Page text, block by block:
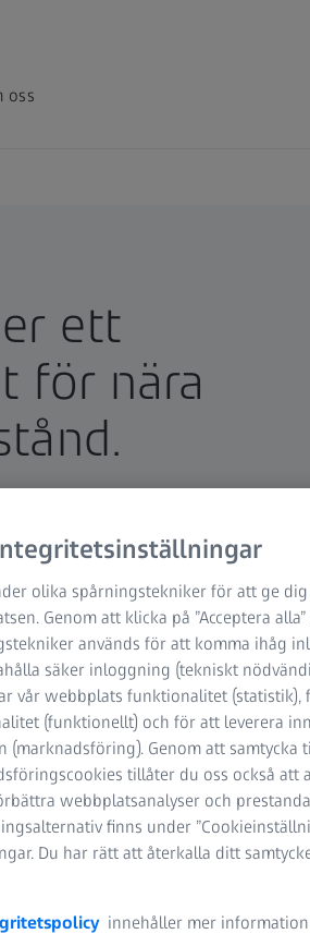
oss
ett
för nära
syn från nära
valet för kunder som
kroppshållning
alternativ
olika spårningstekniker för att ge
Genom att klicka på ”Acceptera
används för att komma ihåg
säker inloggning (tekniskt
vår webbplats funktionalitet
(funktionellt) och för att leverera
(marknadsföring). Genom att samtycka
tillåter du oss också att
webbplatsanalyser och
finns under
Du har rätt att återkalla ditt
innehåller mer